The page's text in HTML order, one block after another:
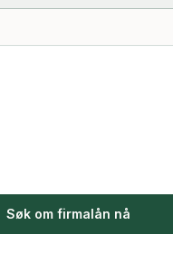
Søk om firmalån nå